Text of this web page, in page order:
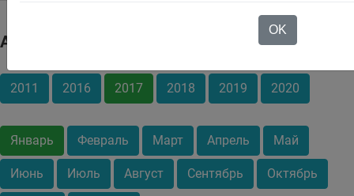
Архив
2011 2016 2017 2018 2019 2020
Январь Февраль Март Апрель Май
Июнь Июль Август Сентябрь Октябрь
OK